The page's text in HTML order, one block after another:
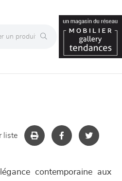
liste
contemporaine aux